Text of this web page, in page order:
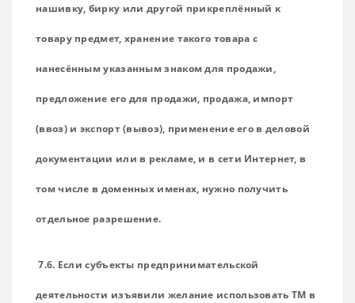
нашивку, бирку или другой прикреплённый к
товару предмет, хранение такого товара с
нанесённым указанным знаком для продажи,
предложение его для продажи, продажа, импорт
(ввоз) и экспорт (вывоз), применение его в деловой
документации или в рекламе, и в сети Интернет, в
том числе в доменных именах, нужно получить
отдельное разрешение.
7.6. Если субъекты предпринимательской
деятельности изъявили желание использовать ТМ в